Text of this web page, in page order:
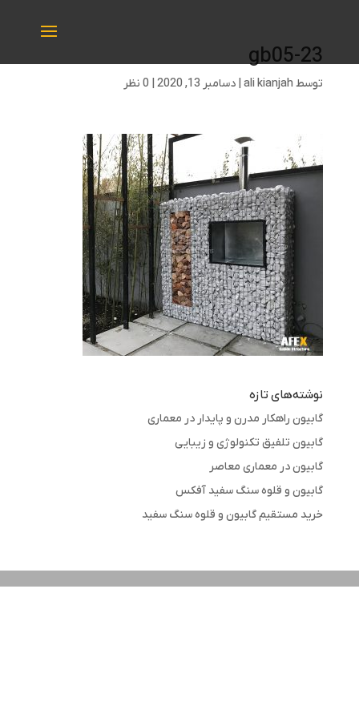
gb05-23
توسط ali kianjah
| دسامبر 13, 2020 | 0 نظر
نوشته‌های تازه
گابیون راهکار مدرن و پایدار در معماری
گابیون تلفیق تکنولوژی و زیبایی
گابیون در معماری معاصر
گابیون و قلوه سنگ سفید آفکس
خرید مستقیم گابیون و قلوه سنگ سفید